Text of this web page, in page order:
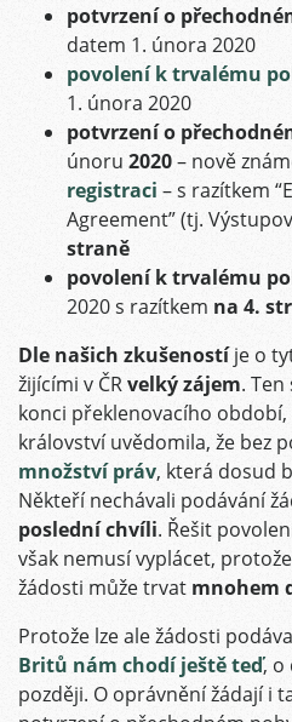
potvrzení o
datem 1. února 2020
povolení k trvalému
1. února 2020
potvrzení o
únoru 2020– nově
registraci – s razítkem
Agreement” (tj.
straně
povolení k trvalému
2020 s razítkem na 4.
Dle našich zkušenostíje o
žijícími v ČRvelký zájem.
konci překlenovacího
království uvědomila, že bez
množství práv, která dosud
Někteří nechávali podávání
poslední chvíli. Řešit
však nemusí vyplácet,
žádosti může trvat mnohem
Protože lze ale žádosti
Britů nám chodí ještě teď, o
později. O oprávnění žádají i